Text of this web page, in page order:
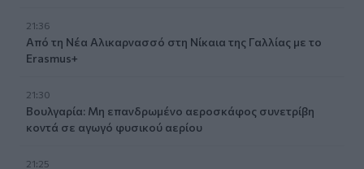
21:36
Από τη Νέα Αλικαρνασσό στη Νίκαια της Γαλλίας με το
Erasmus+
21:30
Βουλγαρία: Μη επανδρωμένο αεροσκάφος συνετρίβη
κοντά σε αγωγό φυσικού αερίου
21:25